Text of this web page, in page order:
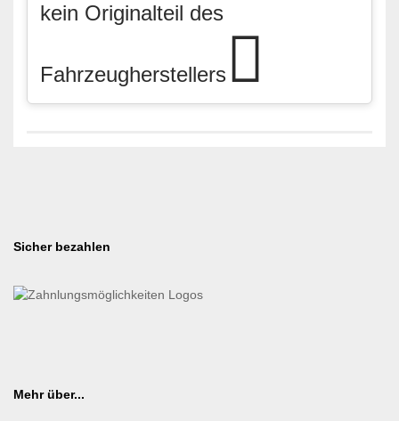
kein Originalteil des
Fahrzeugherstellers
Sicher bezahlen
Mehr über...